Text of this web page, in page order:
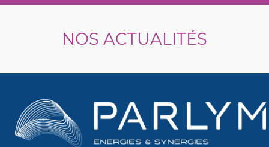
NOS ACTUALITÉS